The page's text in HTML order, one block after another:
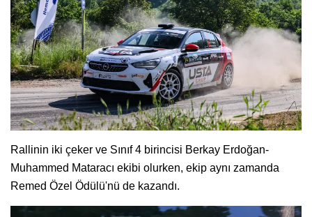
Rallinin iki çeker ve Sınıf 4 birincisi Berkay Erdoğan-
Muhammed Mataracı ekibi olurken, ekip aynı zamanda
Remed Özel Ödülü'nü de kazandı.